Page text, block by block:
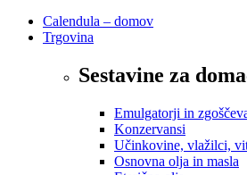
Calendula – domov
Trgovina
Sestavine za
Emulgatorji in
Konzervansi
Učinkovine, vlažilci,
Osnovna olja in masla